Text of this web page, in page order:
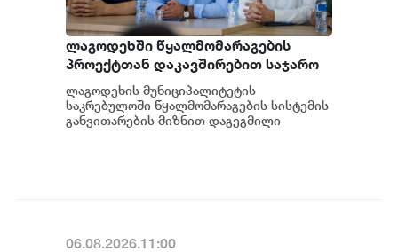
ლაგოდეხში წყალმომარაგების
პროექტთან დაკავშირებით საჯარო
განხილვა გაიმართა
ლაგოდეხის მუნიციპალიტეტის
საკრებულოში წყალმომარაგების სისტემის
განვითარების მიზნით დაგეგმილი
06.08.2026.11:00